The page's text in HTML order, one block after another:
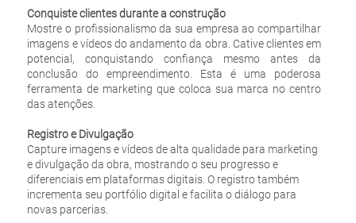
Conquiste clientes durante a construção
Mostre o profissionalismo da sua empresa ao compartilhar
imagens e vídeos do andamento da obra. Cative clientes em
potencial, conquistando confiança mesmo antes da
conclusão do empreendimento. Esta é uma poderosa
ferramenta de marketing que coloca sua marca no centro
das atenções.
Registro e Divulgação
Capture imagens e vídeos de alta qualidade para marketing
e divulgação da obra, mostrando o seu progresso e
diferenciais em plataformas digitais. O registro também
incrementa seu portfólio digital e facilita o diálogo para
novas parcerias.